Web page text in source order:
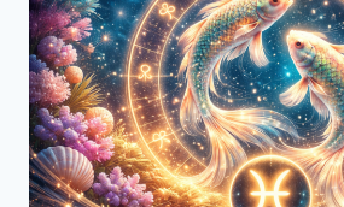
INI
SECARA
DRASTIS